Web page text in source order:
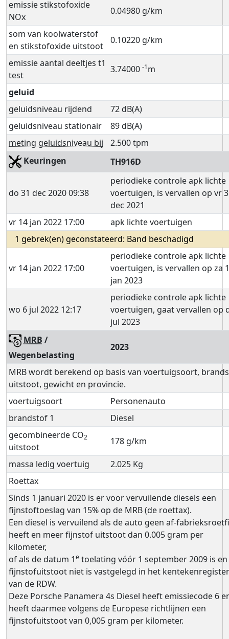
emissie stikstofoxide
NOx
0.04980 g/km
som van koolwaterstof
en stikstofoxide uitstoot
0.10220 g/km
emissie aantal deeltjes t1
test
3.74000 -1m
geluid
geluidsniveau rijdend
72 dB(A)
geluidsniveau stationair
89 dB(A)
meting geluidsniveau bij
2.500 tpm
Keuringen
TH916D
do 31 dec 2020 09:38
periodieke controle apk lichte
voertuigen, is vervallen op vr
dec 2021
vr 14 jan 2022 17:00
apk lichte voertuigen
1 gebrek(en) geconstateerd: Band beschadigd
vr 14 jan 2022 17:00
periodieke controle apk lichte
voertuigen, is vervallen op za
jan 2023
wo 6 jul 2022 12:17
periodieke controle apk lichte
voertuigen, gaat vervallen op
jul 2023
MRB /
Wegenbelasting
2023
MRB wordt berekend op basis van voertuigsoort,
uitstoot, gewicht en provincie.
voertuigsoort
Personenauto
brandstof 1
Diesel
gecombineerde CO2
uitstoot
178 g/km
massa ledig voertuig
2.025 Kg
Roettax
Sinds 1 januari 2020 is er voor vervuilende diesels een
fijnstoftoeslag van 15% op de MRB (de roettax).
Een diesel is vervuilend als de auto geen af-
heeft en meer fijnstof uitstoot dan 0.005 gram per
kilometer,
of als de datum 1e toelating vóór 1 september 2009 is
fijnstofuitstoot niet is vastgelegd in het kentekenregister
van de RDW.
Deze Porsche Panamera 4s Diesel heeft emissiecode 6
heeft daarmee volgens de Europese richtlijnen een
fijnstofuitstoot van 0,005 gram per kilometer.